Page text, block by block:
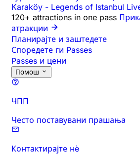
Karaköy - Legends of Istanbul
120+ attractions in one pass
атракции
Планирајте и заштедете
Споредете ги Passes
Passes и цени
Помош
ЧПП
Често поставувани прашања
Контактирајте нè